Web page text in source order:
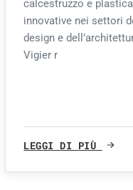
calcestruzzo e
innovative nei settori
design e
Vigier r
LEGGI DI PIÙ